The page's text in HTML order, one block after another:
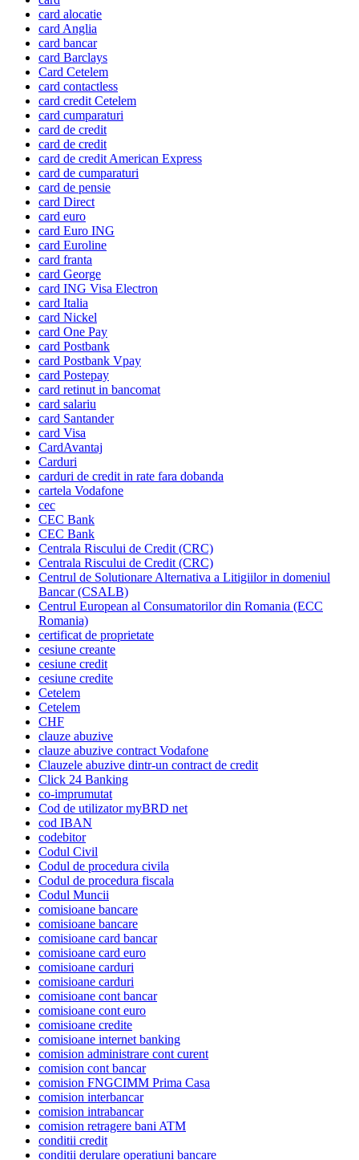
card alocatie
card Anglia
card bancar
card Barclays
Card Cetelem
card contactless
card credit Cetelem
card cumparaturi
card de credit
card de credit
card de credit American Express
card de cumparaturi
card de pensie
card Direct
card euro
card Euro ING
card Euroline
card franta
card George
card ING Visa Electron
card Italia
card Nickel
card One Pay
card Postbank
card Postbank Vpay
card Postepay
card retinut in bancomat
card salariu
card Santander
card Visa
CardAvantaj
Carduri
carduri de credit in rate fara dobanda
cartela Vodafone
cec
CEC Bank
CEC Bank
Centrala Riscului de Credit (CRC)
Centrala Riscului de Credit (CRC)
Centrul de Solutionare Alternativa a Litigiilor in domeniul
Bancar (CSALB)
Centrul European al Consumatorilor din Romania (ECC
Romania)
certificat de proprietate
cesiune creante
cesiune credit
cesiune credite
Cetelem
Cetelem
CHF
clauze abuzive
clauze abuzive contract Vodafone
Clauzele abuzive dintr-un contract de credit
Click 24 Banking
co-imprumutat
Cod de utilizator myBRD net
cod IBAN
codebitor
Codul Civil
Codul de procedura civila
Codul de procedura fiscala
Codul Muncii
comisioane bancare
comisioane bancare
comisioane card bancar
comisioane card euro
comisioane carduri
comisioane carduri
comisioane cont bancar
comisioane cont euro
comisioane credite
comisioane internet banking
comision administrare cont curent
comision cont bancar
comision FNGCIMM Prima Casa
comision interbancar
comision intrabancar
comision retragere bani ATM
conditii credit
conditii derulare operatiuni bancare